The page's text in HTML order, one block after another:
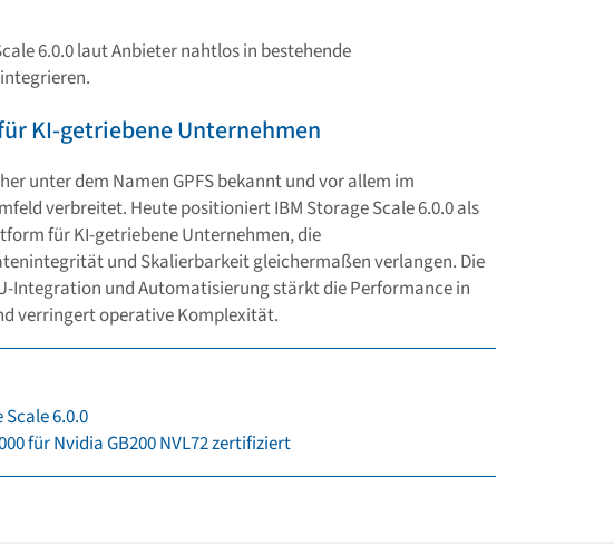
6.0.0 laut Anbieter nahtlos in bestehende
KI-getriebene Unternehmen
unter dem Namen GPFS bekannt und vor allem im
verbreitet. Heute positioniert IBM Storage Scale 6.0.0 als
für KI-getriebene Unternehmen, die
und Skalierbarkeit gleichermaßen verlangen. Die
Integration und Automatisierung stärkt die Performance in
verringert operative Komplexität.
6.0.0
für Nvidia GB200 NVL72 zertifiziert